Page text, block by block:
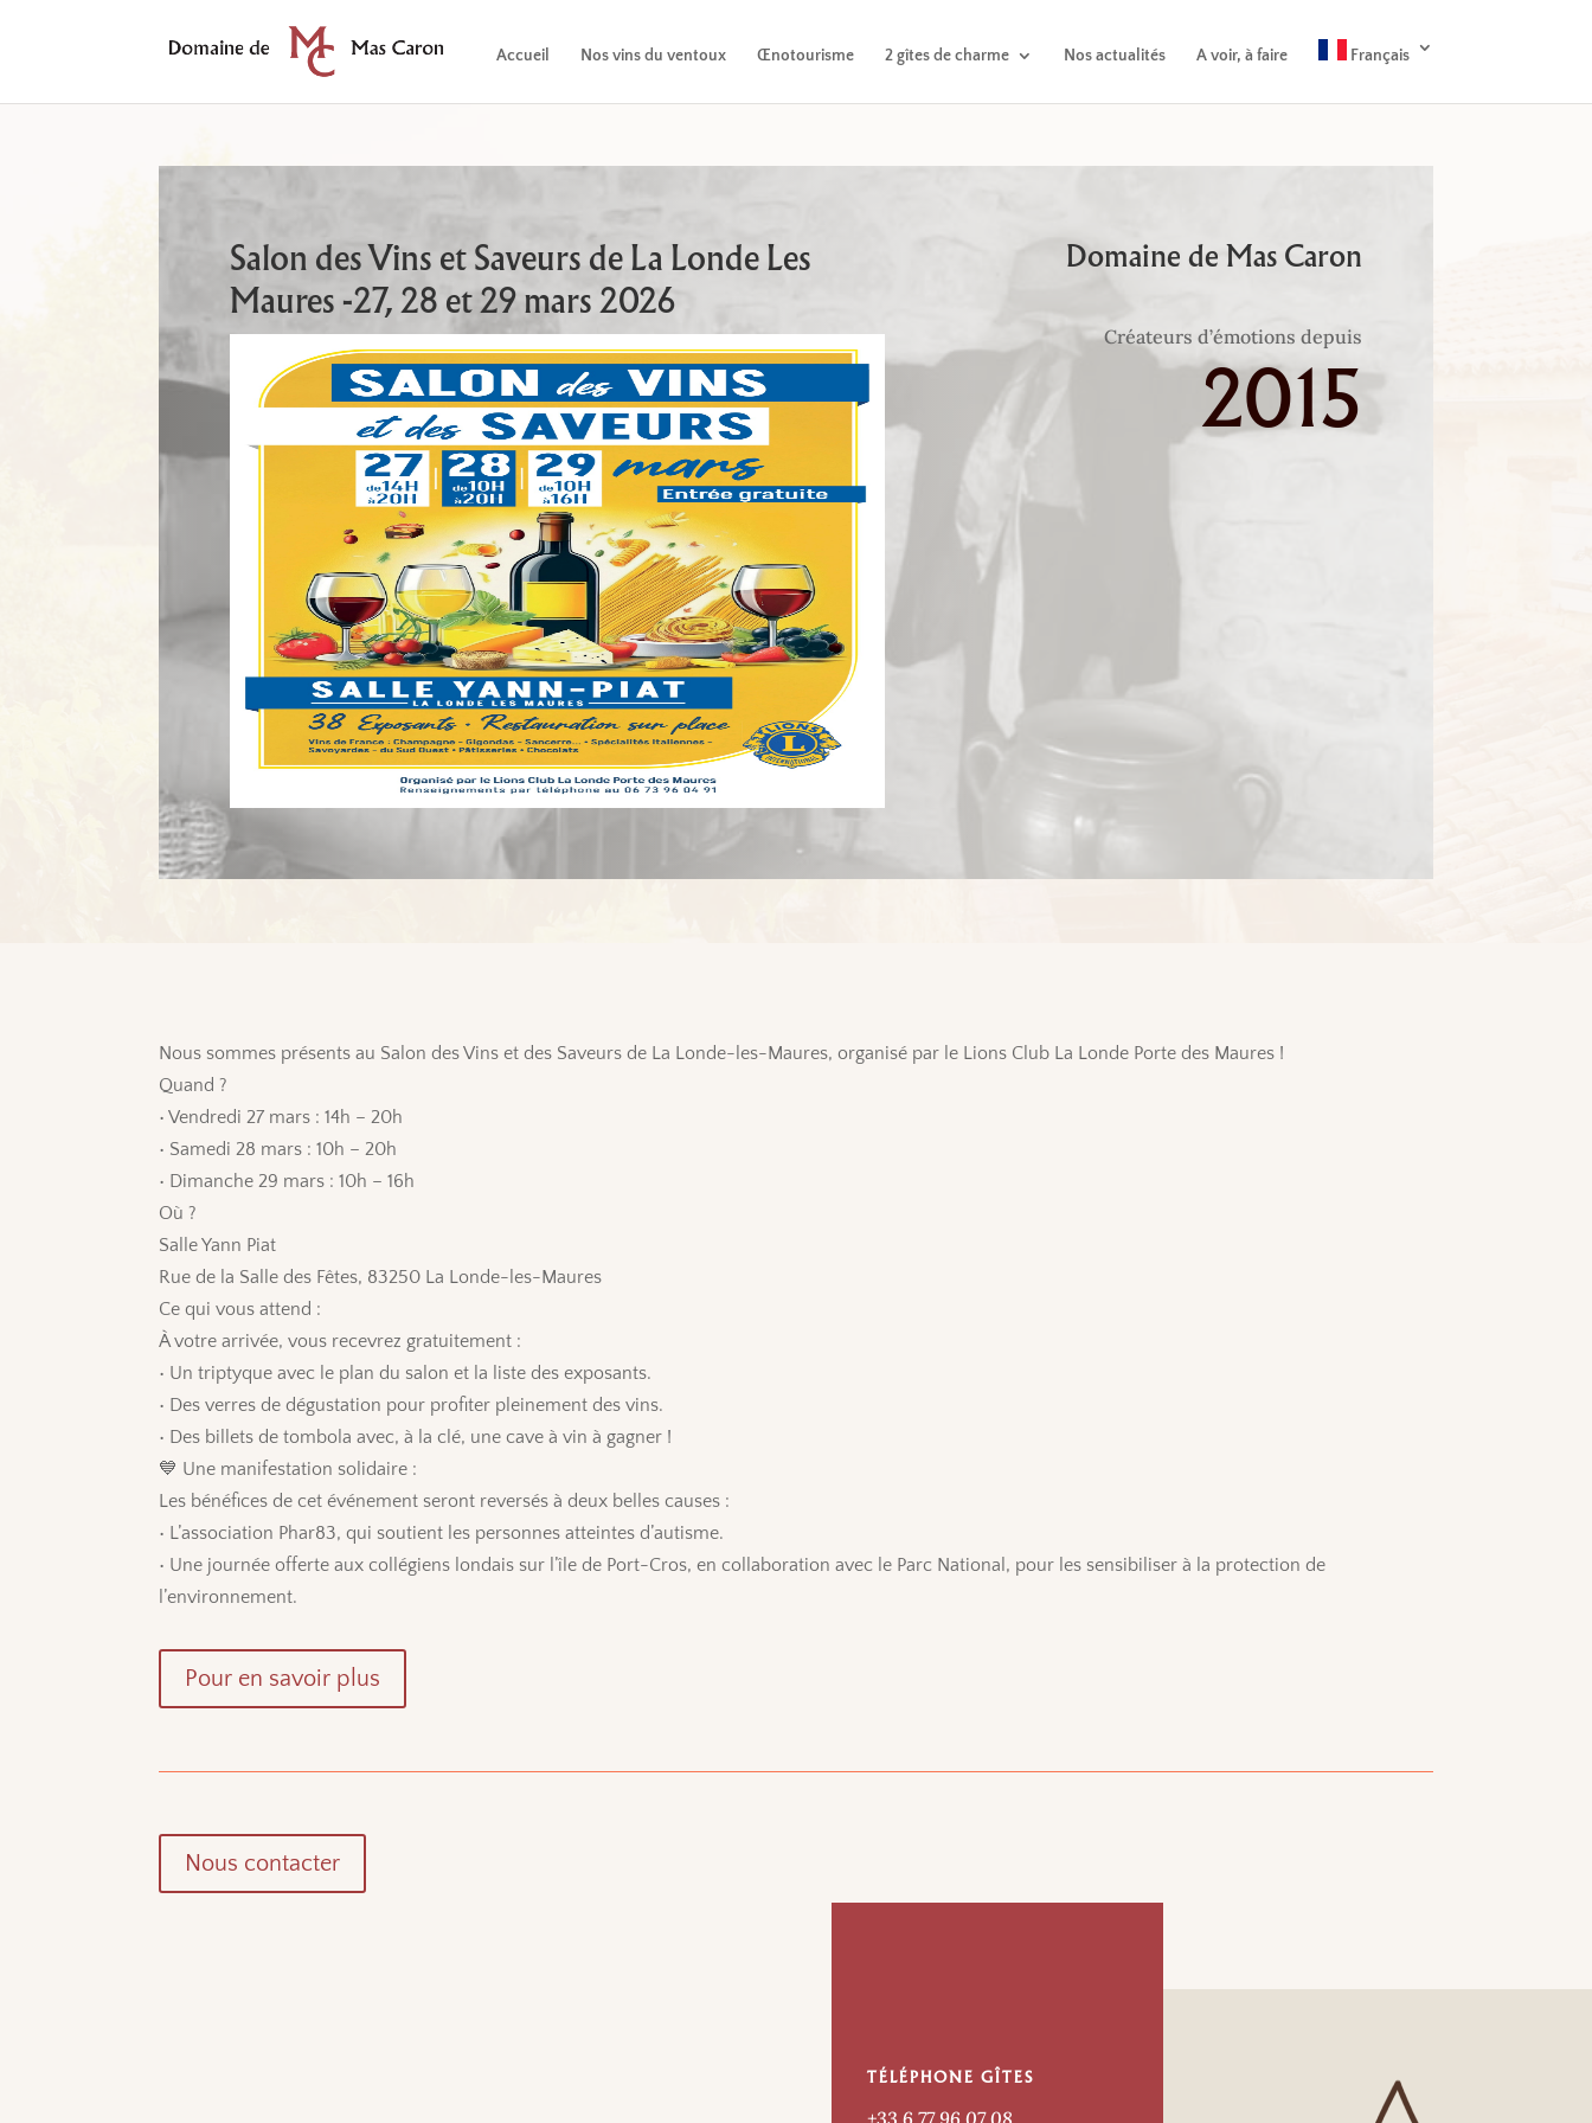
Accueil Nos vins du ventoux Œnotourisme 2 gîtes de charme Nos actualités A voir, à faire Français
Salon des Vins et Saveurs de La Londe Les
Maures -27, 28 et 29 mars 2026
Domaine de Mas Caron
Créateurs d’émotions depuis
2015
Nous sommes présents au Salon des Vins et des Saveurs de La Londe-les-Maures, organisé par le Lions Club La Londe Porte des Maures !
Quand ?
• Vendredi 27 mars : 14h – 20h
• Samedi 28 mars : 10h – 20h
• Dimanche 29 mars : 10h – 16h
Où ?
Salle Yann Piat
Rue de la Salle des Fêtes, 83250 La Londe-les-Maures
Ce qui vous attend :
À votre arrivée, vous recevrez gratuitement :
• Un triptyque avec le plan du salon et la liste des exposants.
• Des verres de dégustation pour profiter pleinement des vins.
• Des billets de tombola avec, à la clé, une cave à vin à gagner !
💙 Une manifestation solidaire :
Les bénéfices de cet événement seront reversés à deux belles causes :
• L’association Phar83, qui soutient les personnes atteintes d’autisme.
• Une journée offerte aux collégiens londais sur l’île de Port-Cros, en collaboration avec le Parc National, pour les sensibiliser à la protection de
l’environnement.
Pour en savoir plus
Nous contacter
TÉLÉPHONE GÎTES
+33 6 77 96 07 08